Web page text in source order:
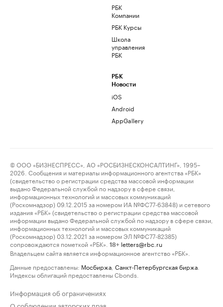
РБК
Компании
РБК Курсы
Школа
управления
РБК
РБК
Новости
iOS
Android
AppGallery
© ООО «БИЗНЕСПРЕСС», АО «РОСБИЗНЕСКОНСАЛТИНГ», 1995–
2026. Сообщения и материалы информационного агентства «РБК»
(свидетельство о регистрации средства массовой информации
выдано Федеральной службой по надзору в сфере связи,
информационных технологий и массовых коммуникаций
(Роскомнадзор) 09.12.2015 за номером ИА №ФС77-63848) и сетевого
издания «РБК» (свидетельство о регистрации средства массовой
информации выдано Федеральной службой по надзору в сфере связи,
информационных технологий и массовых коммуникаций
(Роскомнадзор) 03.12.2021 за номером ЭЛ №ФС77-82385)
сопровождаются пометкой «РБК».
18+ letters@rbc.ru
Владельцем сайта является информационное агентство «РБК».
Данные предоставлены: Мосбиржа Санкт-Петербургская биржа
Индексы облигаций предоставлены Cbonds.
Информация об ограничениях
О соблюдении авторских прав